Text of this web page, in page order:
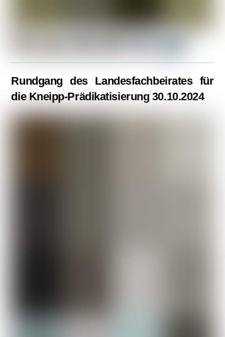
Rundgang des Landesfachbeirates für
die Kneipp-Prädikatisierung 30.10.2024